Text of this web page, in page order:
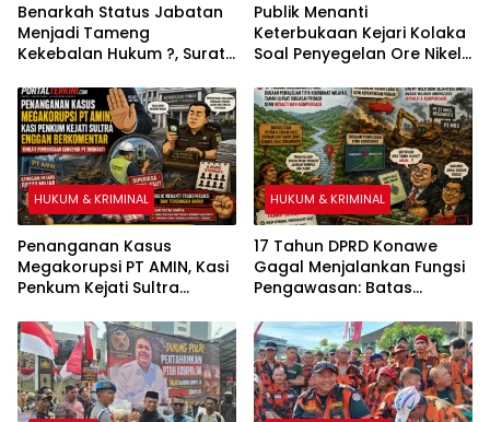
Benarkah Status Jabatan
Menjadi Tameng
Kekebalan Hukum ?, Surat
Sultra Terhadap Bupati
Bombana Selama 20 Hari
Dipertanyakan
Publik Menanti
Keterbukaan Kejari Kolaka
Soal Penyegelan Ore Nikel
Dilepaskan Dalam Sekejab
HUKUM & KRIMINAL
Penanganan Kasus
Megakorupsi PT AMIN, Kasi
Penkum Kejati Sultra
Terkait Pemeriksaan
Surveyor PT Tribhakti
HUKUM & KRIMINAL
17 Tahun DPRD Konawe
Gagal Menjalankan Fungsi
Pengawasan: Batas
Amonggedo tidak Mampu
Diselesaikan